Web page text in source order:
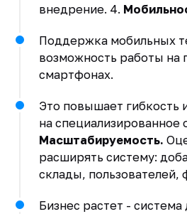
внедрение. 4.
Поддержка мобильных
возможность работы на
смартфонах.
Это повышает гибкость
на специализированное
Масштабируемость.
расширять систему:
склады, пользователей,
Бизнес растет - система